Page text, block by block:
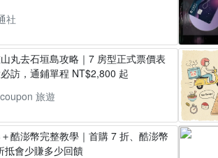
社
丸去石垣島攻略｜7 房型正式票價表
訪，通鋪單程 NT$2,800 起
旅遊
酷澎幣完整教學｜首購 7 折、酷澎幣
抵會少賺多少回饋